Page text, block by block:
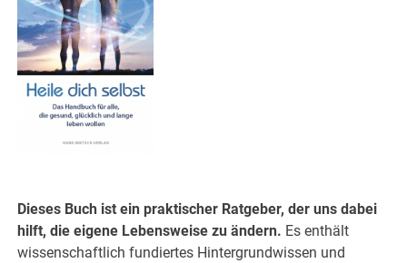
Dieses Buch ist ein praktischer Ratgeber, der uns dabei
hilft, die eigene Lebensweise zu ändern. Es enthält
wissenschaftlich fundiertes Hintergrundwissen und